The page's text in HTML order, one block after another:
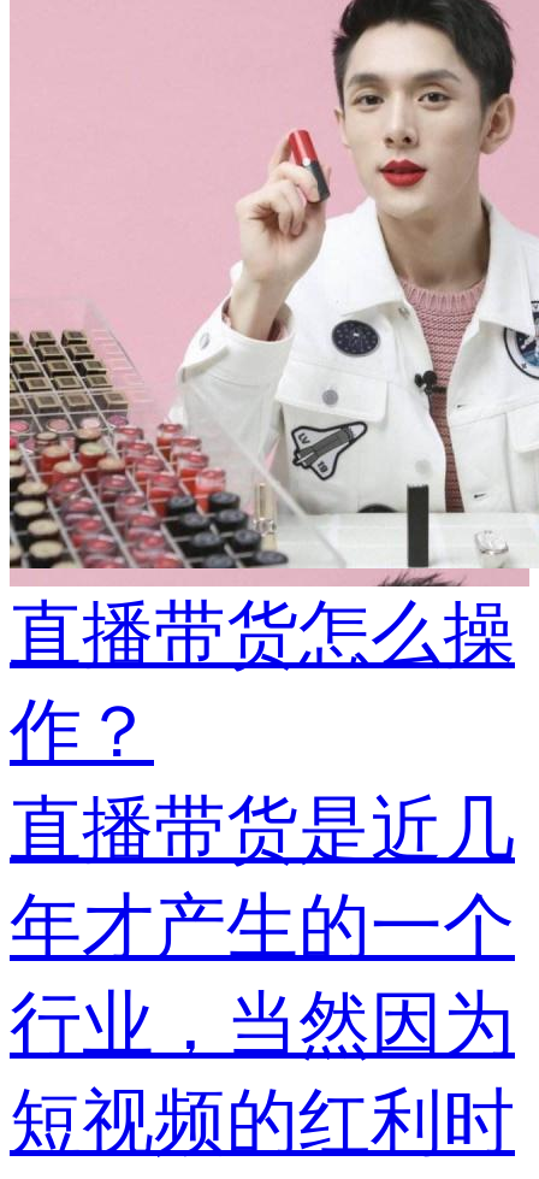
直播带货怎么操
作？
直播带货是近几
年才产生的一个
行业，当然因为
短视频的红利时